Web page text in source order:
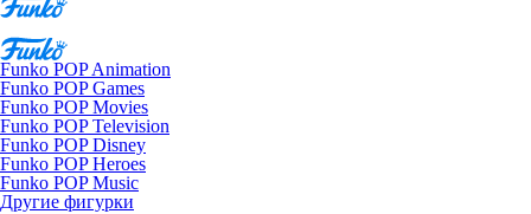
Funko POP Animation
Funko POP Games
Funko POP Movies
Funko POP Television
Funko POP Disney
Funko POP Heroes
Funko POP Music
Другие фигурки